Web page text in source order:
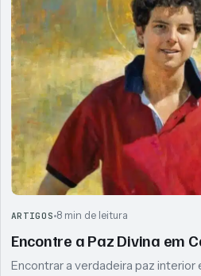
ARTIGOS 8 min de leitura
Encontre a Paz Divina em
Encontrar a verdadeira paz interior